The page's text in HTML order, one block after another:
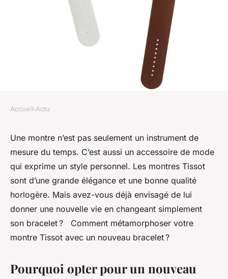
Comment métamorphoser
votre montre Tissot avec un
nouveau bracelet ?
geoffroi•25 septembre 2023• 2 min de lecture
Accueil›Actu
Une montre n’est pas seulement un instrument de
mesure du temps. C’est aussi un accessoire de mode
qui exprime un style personnel. Les montres Tissot
sont d’une grande élégance et une bonne qualité
horlogère. Mais avez-vous déjà envisagé de lui
donner une nouvelle vie en changeant simplement
son bracelet ? Comment métamorphoser votre
montre Tissot avec un nouveau bracelet ?
Pourquoi opter pour un nouveau